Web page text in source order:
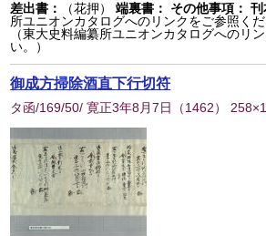
差出書： （花押） 端裏書： その他事項： 刊
所ユニオンカタログへのリンクをご参照くだ
（東大史料編纂所ユニオンカタログへのリ
い。）
御成方掃除酒直下行切符
タ函/169/50/ 寛正3年8月7日 （1462）